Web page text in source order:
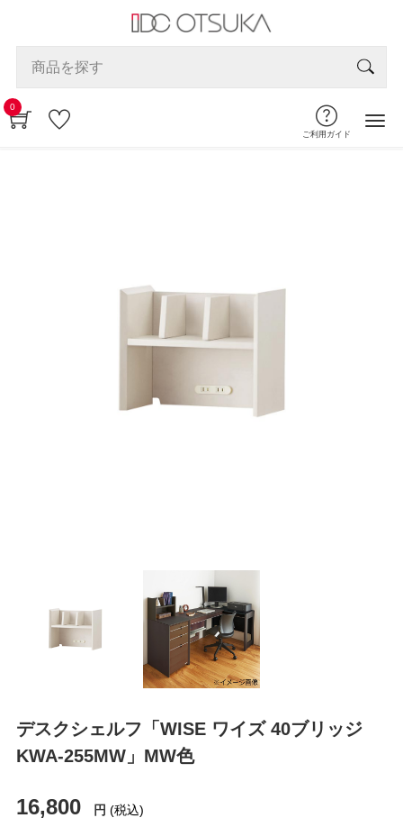
0
ご利用ガイド
デスクシェルフ「WISE ワイズ 40ブリッジ
KWA-255MW」MW色
16,800 円 (税込)